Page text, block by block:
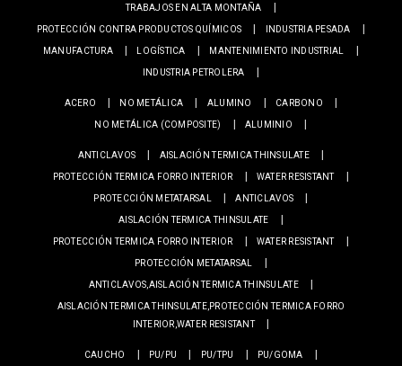
TRABAJOS EN ALTA MONTAÑA
PROTECCIÓN CONTRA PRODUCTOS QUÍMICOS
INDUSTRIA PESADA
MANUFACTURA
LOGÍSTICA
MANTENIMIENTO INDUSTRIAL
INDUSTRIA PETROLERA
ACERO NO METÁLICA ALUMINO
CARBONO
NO METÁLICA (COMPOSITE)
ALUMINIO
ANTICLAVOS
AISLACIÓN TERMICA THINSULATE
PROTECCIÓN TERMICA FORRO INTERIOR
WATER RESISTANT
PROTECCIÓN METATARSAL
ANTICLAVOS
AISLACIÓN TERMICA THINSULATE
PROTECCIÓN TERMICA FORRO INTERIOR
WATER RESISTANT
PROTECCIÓN METATARSAL
ANTICLAVOS,AISLACIÓN TERMICA THINSULATE
AISLACIÓN TERMICA THINSULATE,PROTECCIÓN TERMICA FORRO
INTERIOR,WATER RESISTANT
CAUCHO PU/PU PU/TPU PU/GOMA